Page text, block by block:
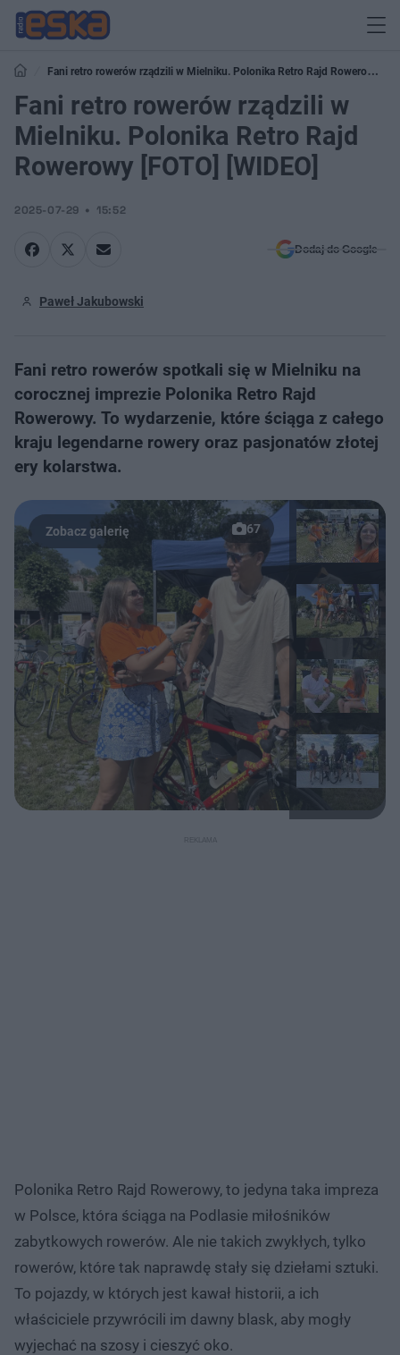
Fani retro rowerów rządzili w Mielniku. Polonika Retro Rajd Rowerowy
[FOTO] [WIDEO]
Fani retro rowerów rządzili w
Mielniku. Polonika Retro Rajd
Rowerowy [FOTO] [WIDEO]
2025-07-29 15:52
Dodaj do Google
Paweł Jakubowski
Fani retro rowerów spotkali się w Mielniku na
corocznej imprezie Polonika Retro Rajd
Rowerowy. To wydarzenie, które ściąga z całego
kraju legendarne rowery oraz pasjonatów złotej
ery kolarstwa.
67
Polonika Retro Rajd Rowerowy, to jedyna taka impreza
w Polsce, która ściąga na Podlasie miłośników
zabytkowych rowerów. Ale nie takich zwykłych, tylko
rowerów, które tak naprawdę stały się dziełami sztuki.
To pojazdy, w których jest kawał historii, a ich
właściciele przywrócili im dawny blask, aby mogły
wyjechać na szosy i cieszyć oko.